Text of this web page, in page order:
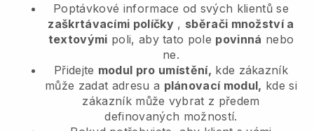
Poptávkové informace od svých klientů se
zaškrtávacími políčky , sběrači množství a
textovými poli, aby tato pole povinná nebo
ne.
Přidejte modul pro umístění, kde zákazník
může zadat adresu a plánovací modul, kde si
zákazník může vybrat z předem
definovaných možností.